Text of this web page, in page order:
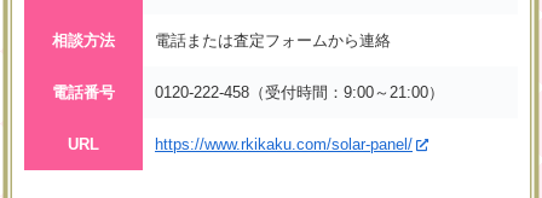
相談方法 電話または査定フォームから連絡
電話番号 0120-222-458（受付時間：9:00～21:00）
URL https://www.rkikaku.com/solar-panel/